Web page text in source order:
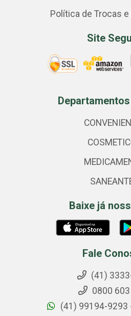
Política de Trocas
Site
Baixe já
Fale
(41)
0800
(41) 99194-9293